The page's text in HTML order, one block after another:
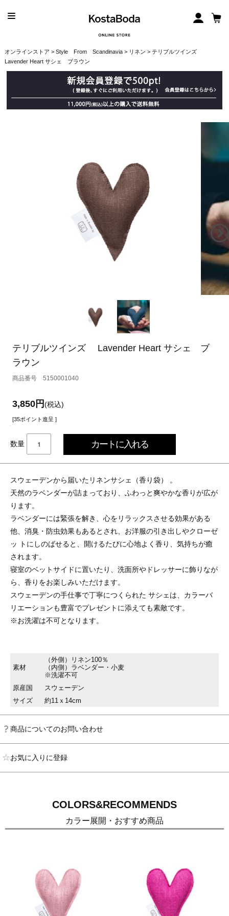
オンラインストア > Style From Scandinavia> リネン > テリブルツインズ
Lavender Heart サシェ ブラウン
テリブルツインズ Lavender Heart サシェ ブ
ラウン
5150001040
3,850円(税込)
[35ポイント進呈 ]
数量
スウェーデンから届いたリネンサシェ（香り袋） 。
天然のラベンダーが詰まっており、ふわっと爽やかな香りが広が
ります。
ラベンダーには緊張を解き、心をリラックスさせる効果がある
他、消臭・防虫効果もあるとされ、お洋服の引き出しやクローゼ
ッ トにしのばせると、開けるたびに心地よく香り、気持ちが癒
されます。
寝室のベットサイドに置いたり、洗面所やドレッサーに飾りなが
ら、香りをお楽しみいただけます。
スウェーデンの手仕事で丁寧につくられた サシェは、カラーバ
リエーションも豊富でプレゼントに添えても素敵です。
※お洗濯は不可となります。
素材
（外側）リネン100％
（内側）ラベンダー・小麦
※洗濯不可
原産国
スウェーデン
サイズ
約11ｘ14cm
商品についてのお問い合わせ
お気に入りに登録
COLORS&RECOMMENDS
カラー展開・おすすめ商品